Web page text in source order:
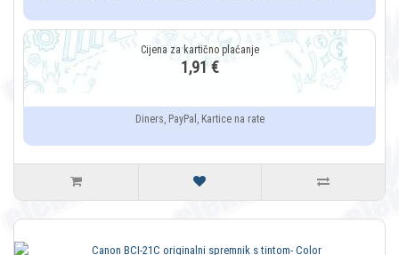
1,91 €
Diners, PayPal, Kartice na rate